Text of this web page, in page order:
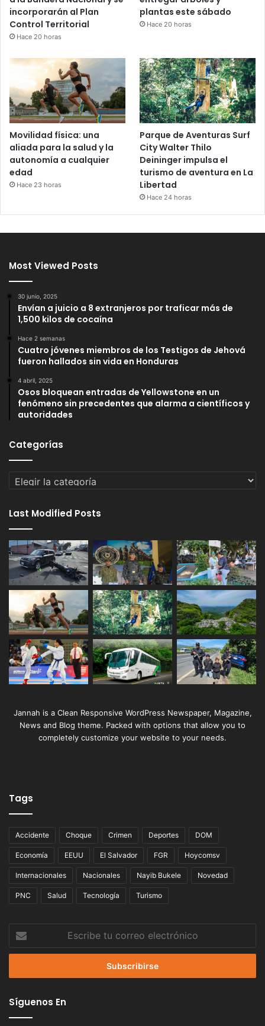
incorporarán al Plan
Control Territorial
Hace 20 horas
plantas este sábado
Hace 20 horas
Movilidad física: una
aliada para la salud y la
autonomía a cualquier
edad
Hace 23 horas
Parque de Aventuras Surf
City Walter Thilo
Deininger impulsa el
turismo de aventura en La
Libertad
Hace 24 horas
Most Viewed Posts
30 junio, 2025
Envían a juicio a 8 extranjeros por traficar más de
1,500 kilos de cocaína
Hace 2 semanas
Cuatro jóvenes miembros de los Testigos de Jehová
fueron hallados sin vida en Honduras
4 abril, 2025
Osos bloquean entradas de Yellowstone en un
fenómeno sin precedentes que alarma a científicos y
autoridades
Categorías
Categorías
Last Modified Posts
Jannah is a Clean Responsive WordPress Newspaper, Magazine,
News and Blog theme. Packed with options that allow you to
completely customize your website to your needs.
Tags
Accidente Choque Crimen Deportes DOM
Economía EEUU El Salvador FGR Hoycomsv
Internacionales Nacionales Nayib Bukele Novedad
PNC Salud Tecnología Turismo
correo
Síguenos En